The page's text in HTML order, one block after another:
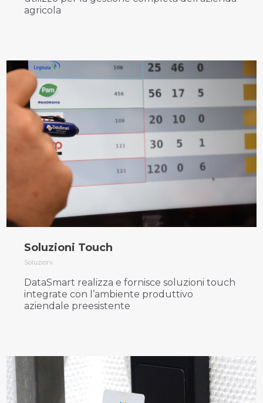
agricola
Soluzioni Touch
Soluzioni
DataSmart realizza e fornisce soluzioni touch
integrate con l’ambiente produttivo
aziendale preesistente